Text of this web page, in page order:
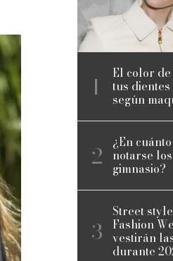
El color
tus
según
¿En
notarse
gimnasio?
Street
Fashion
vestirán
durante